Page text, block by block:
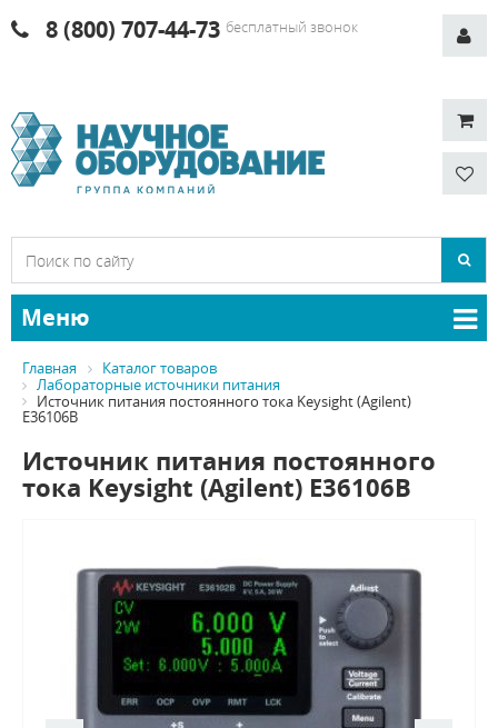
8 (800) 707-44-73 бесплатный звонок
Меню
Главная
Каталог товаров
Лабораторные источники питания
Источник питания постоянного тока Keysight (Agilent)
E36106B
Источник питания постоянного
тока Keysight (Agilent) E36106B